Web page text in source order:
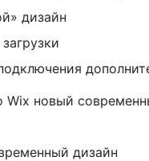
дизайн
новый
дизайн